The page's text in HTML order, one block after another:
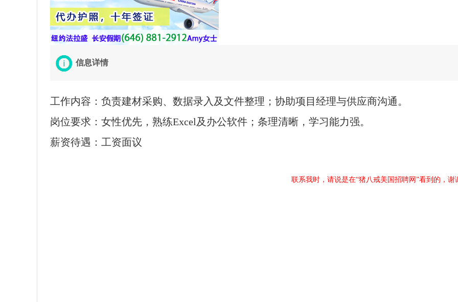
信息详情
工作内容：负责建材采购、数据录入及文件整理；协助项目经理与供应商沟通。
岗位要求：女性优先，熟练Excel及办公软件；条理清晰，学习能力强。
薪资待遇：工资面议
联系我时，请说是在“猪八戒美国招聘网”看到的，谢